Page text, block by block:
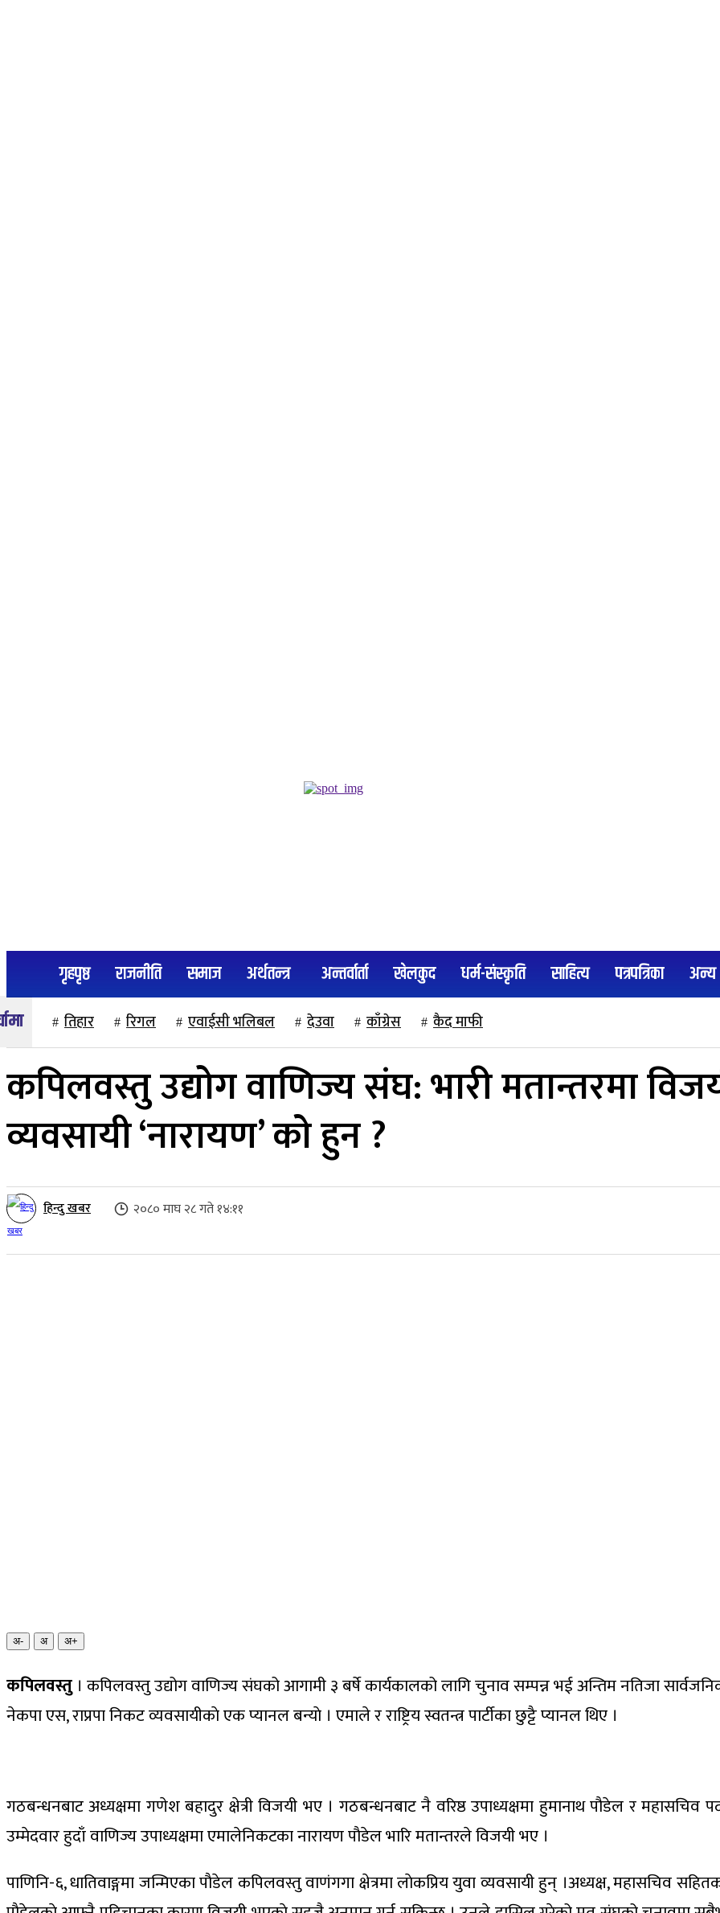
गृहपृष्ठ राजनीति समाज अर्थतन्त्र अन्तर्वार्ता खेलकुद धर्म-संस्कृति साहित्य पत्रपत्रिका अन्य
तिहार रिगल एवाईसी भलिबल देउवा काँग्रेस कैद माफी
कपिलवस्तु उद्योग वाणिज्य संघ: भारी मतान्तरमा
व्यवसायी ‘नारायण’ काे हुन ?
हिन्दु खबर २०८० माघ २८ गते १४:११
अ- अ अ+
कपिलवस्तु। कपिलवस्तु उद्योग वाणिज्य संघको आगामी ३ बर्षे कार्यकालको लागि चुनाव सम्पन्न भई अन्तिम नतिजा
नेकपा एस, राप्रपा निकट व्यवसायीकाे एक प्यानल बन्याे । एमाले र राष्ट्रिय स्वतन्त्र पार्टीका छुट्टै प्यानल थिए ।
गठबन्धनबाट अध्यक्षमा गणेश बहादुर क्षेत्री विजयी भए । गठबन्धनबाट नै वरिष्ठ उपाध्यक्षमा हुमानाथ पौडेल र
उम्मेदवार हुदाँ वाणिज्य उपाध्यक्षमा एमालेनिकटका नारायण पाैडेल भारि मतान्तरले विजयी भए ।
पाणिनि-६, धातिवाङ्गमा जन्मिएका पाैडेल कपिलवस्तु वाणंगगा क्षेत्रमा लाेकप्रिय युवा व्यवसायी हुन् ।अध्यक्ष, महासचिव